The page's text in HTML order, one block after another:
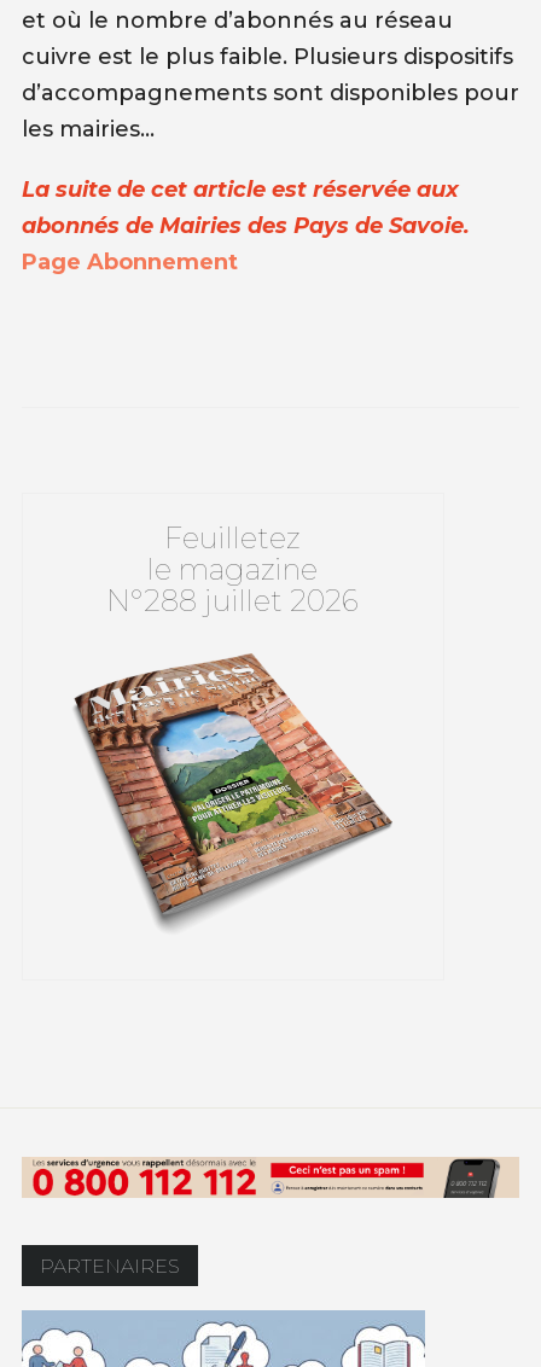
et où le nombre d’abonnés au réseau
cuivre est le plus faible. Plusieurs dispositifs
d’accompagnements sont disponibles pour
les mairies…
La suite de cet article est réservée aux
abonnés de Mairies des Pays de Savoie.
Page Abonnement
Feuilletez
le magazine
N°288 juillet 2026
PARTENAIRES